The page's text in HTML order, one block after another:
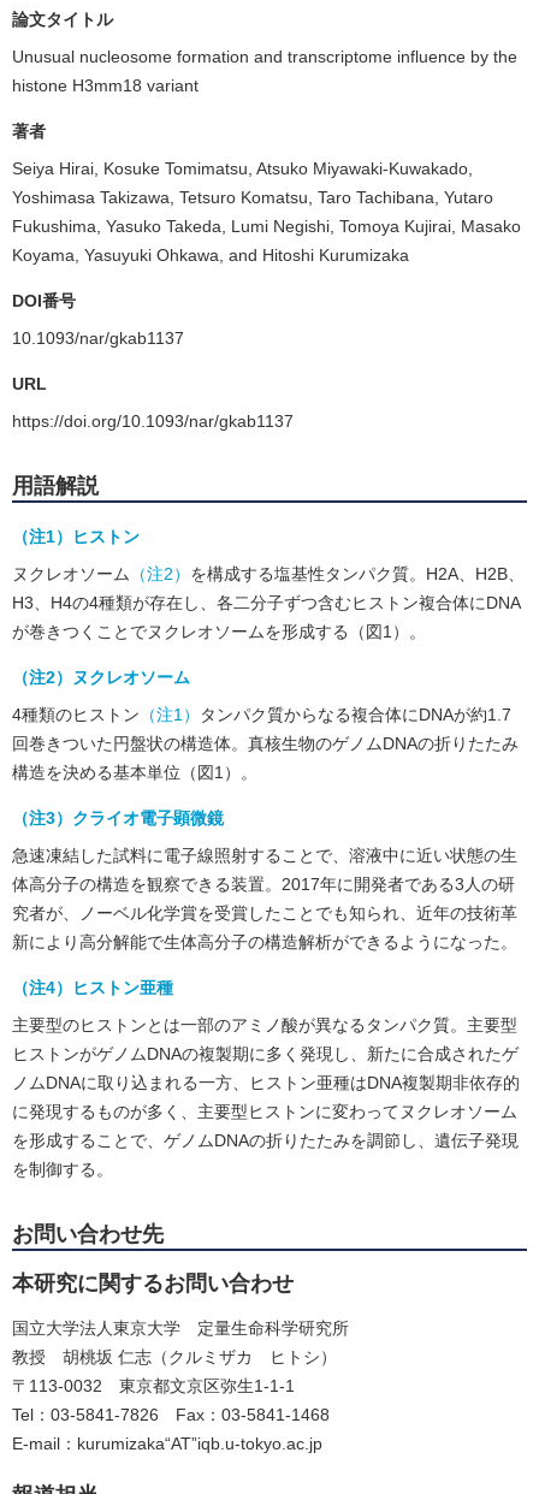
論文タイトル
Unusual nucleosome formation and transcriptome influence by the
histone H3mm18 variant
著者
Seiya Hirai, Kosuke Tomimatsu, Atsuko Miyawaki-Kuwakado,
Yoshimasa Takizawa, Tetsuro Komatsu, Taro Tachibana, Yutaro
Fukushima, Yasuko Takeda, Lumi Negishi, Tomoya Kujirai, Masako
Koyama, Yasuyuki Ohkawa, and Hitoshi Kurumizaka
DOI番号
10.1093/nar/gkab1137
URL
https://doi.org/10.1093/nar/gkab1137
用語解説
（注1）ヒストン
ヌクレオソーム
（注2） を構成する塩基性タンパク質。H2A、H2B、
H3、H4の4種類が存在し、各二分子ずつ含むヒストン複合体にDNA
が巻きつくことでヌクレオソームを形成する（図1）。
（注2）ヌクレオソーム
4種類のヒストン （注1）
タンパク質からなる複合体にDNAが約1.7
回巻きついた円盤状の構造体。真核生物のゲノムDNAの折りたたみ
構造を決める基本単位（図1）。
（注3）クライオ電子顕微鏡
急速凍結した試料に電子線照射することで、溶液中に近い状態の生
体高分子の構造を観察できる装置。2017年に開発者である3人の研
究者が、ノーベル化学賞を受賞したことでも知られ、近年の技術革
新により高分解能で生体高分子の構造解析ができるようになった。
（注4）ヒストン亜種
主要型のヒストンとは一部のアミノ酸が異なるタンパク質。主要型
ヒストンがゲノムDNAの複製期に多く発現し、新たに合成されたゲ
ノムDNAに取り込まれる一方、ヒストン亜種はDNA複製期非依存的
に発現するものが多く、主要型ヒストンに変わってヌクレオソーム
を形成することで、ゲノムDNAの折りたたみを調節し、遺伝子発現
を制御する。
お問い合わせ先
本研究に関するお問い合わせ
国立大学法人東京大学 定量生命科学研究所
教授 胡桃坂 仁志（クルミザカ ヒトシ）
〒113-0032 東京都文京区弥生1-1-1
Tel：03-5841-7826 Fax：03-5841-1468
E-mail：kurumizaka“AT”iqb.u-tokyo.ac.jp